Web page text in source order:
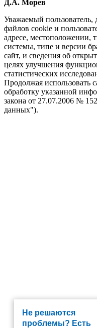
Д.А. Морев
Уважаемый пользователь,
файлов cookie и
адресе, местоположении,
системы, типе и версии
сайт, и сведения об
целях улучшения
статистических
Продолжая использовать
обработку указанной
закона от 27.07.2006 №
данных").
Не решаются
проблемы? Есть